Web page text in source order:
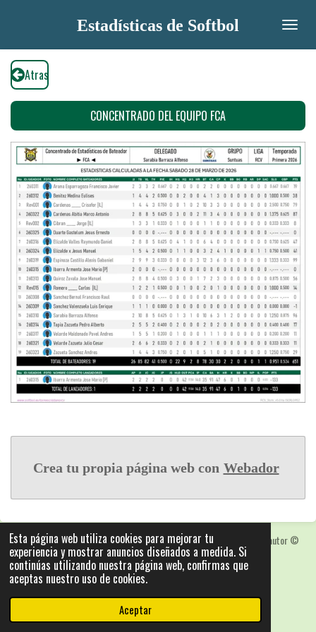
Esta página web utiliza cookies para mejorar tu
experiencia y mostrar anuncios diseñados a medida. Si
continúas utilizando nuestra página web, confirmas que
aceptas nuestro uso de cookies.
Aceptar
contenido
principal
Estadísticas de Softbol
Atras
CONCENTRADO DEL EQUIPO FCA
Crea tu propia página web con Webador
Las fotografias y logotipos pueden estar protegidas con derechos de autor©
2025: Statics - by ISCRLopez APP_Stats_v5.103
Con la tecnología deWebador